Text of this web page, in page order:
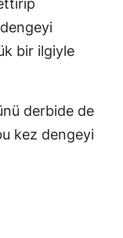
bir ilgiyle
derbide de
kez dengeyi